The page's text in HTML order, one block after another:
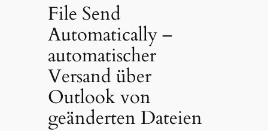
File Send
Automatically –
automatischer
Versand über
Outlook von
geänderten Dateien